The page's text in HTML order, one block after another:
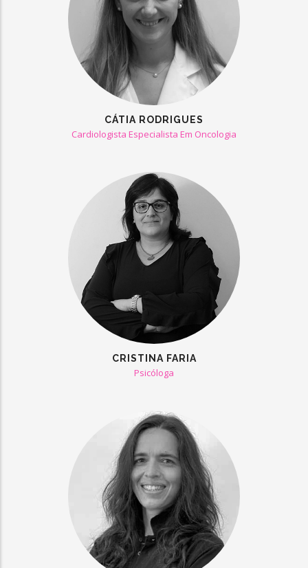
CÁTIA RODRIGUES
Cardiologista Especialista Em Oncologia
CRISTINA FARIA
Psicóloga